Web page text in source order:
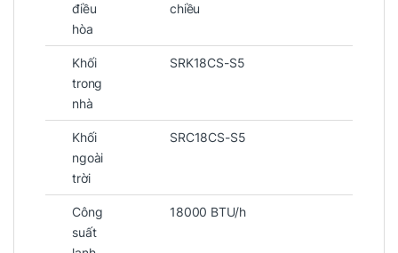
điều
hòa
chiều
Khối
trong
nhà
SRK18CS-S5
Khối
ngoài
trời
SRC18CS-S5
Công
suất
18000 BTU/h